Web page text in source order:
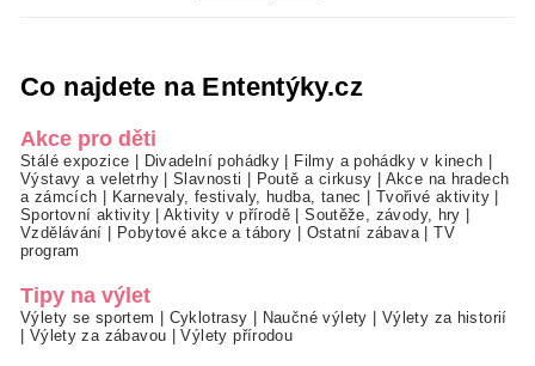
Co najdete na Ententýky.cz
Akce pro děti
Stálé expozice Divadelní pohádky Filmy a pohádky v kinech
Výstavy a veletrhy|Slavnosti Poutě a cirkusy
Akce na hradech
a zámcích
Karnevaly, festivaly, hudba, tanec Tvořivé aktivity
Sportovní aktivity|Aktivity v přírodě |Soutěže, závody, hry
Vzdělávání
Pobytové akce a tábory Ostatní zábava |TV
program
Tipy na výlet
Výlety se sportem Cyklotrasy Naučné výlety
Výlety za historií
Výlety za zábavou |Výlety přírodou